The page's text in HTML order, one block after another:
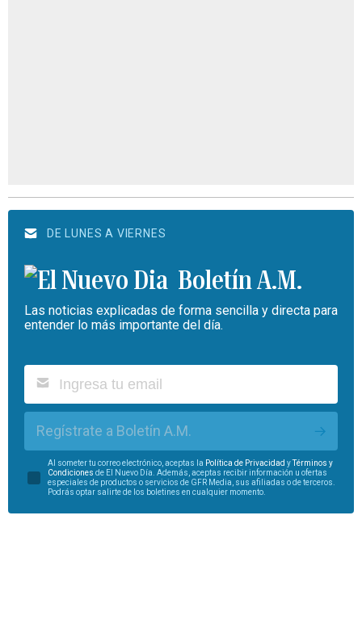
DE LUNES A VIERNES
Boletín A.M.
Las noticias explicadas de forma sencilla y directa para
entender lo más importante del día.
Regístrate a Boletín A.M.
Al someter tu correo electrónico, aceptas la Política de Privacidad y
Términos y
Condiciones de El Nuevo Día. Además, aceptas recibir información u ofertas
especiales de productos o servicios de GFR Media, sus afiliadas o de terceros.
Podrás optar salirte de los boletines en cualquier momento.